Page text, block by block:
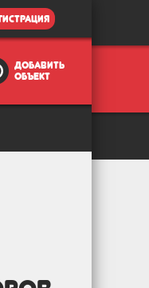
добавить
объект